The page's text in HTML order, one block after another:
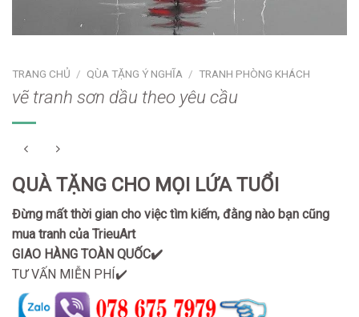
TRANG CHỦ / QÙA TẶNG Ý NGHĨA / TRANH PHÒNG KHÁCH
vẽ tranh sơn dầu theo yêu cầu
QUÀ TẶNG CHO MỌI LỨA TUỔI
Đừng mất thời gian cho việc tìm kiếm, đằng nào bạn cũng
mua tranh của TrieuArt
GIAO HÀNG TOÀN QUỐC✔️
TƯ VẤN MIỄN PHÍ✔️